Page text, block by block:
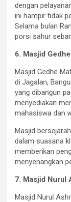
dengan
ini hampir tidak
Selama bulan
porsi sahur
6. Masjid
Masjid Gedhe
di Jagalan,
yang dibangun
menyediakan
mahasiswa dan
Masjid
dalam suasana
memberikan
menyenangkan
7. Masjid Nurul
Masjid Nurul